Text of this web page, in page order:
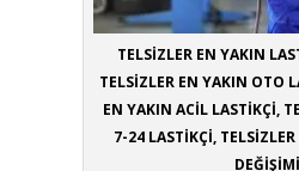
TELSİZLER EN YAKIN
TELSİZLER EN YAKIN OTO
EN YAKIN ACİL LASTİKÇİ,
7-24 LASTİKÇİ,
DEĞİŞİMİ